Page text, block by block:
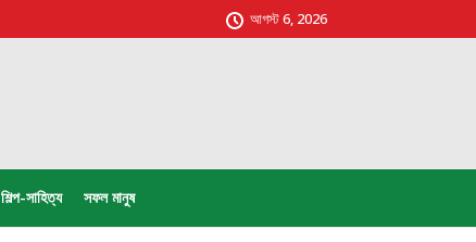
আগস্ট 6, 2026
শিল্প-সাহিত্য সফল মানুষ